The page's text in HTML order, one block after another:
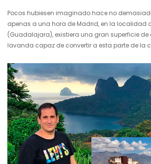
Pocos hubiesen imaginado hace no
apenas a una hora de Madrid, en la localidad
(Guadalajara), existiera una gran superficie
lavanda capaz de convertir a esta parte de la
de teñir unos paisajes bucólicos e
floración se hace presente bien entrado el mes
el momento de percibir el aroma de…